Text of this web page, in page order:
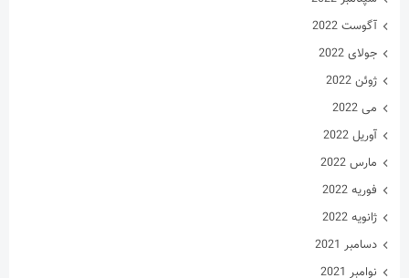
آگوست 2022
جولای 2022
ژوئن 2022
می 2022
آوریل 2022
مارس 2022
فوریه 2022
ژانویه 2022
دسامبر 2021
نوامبر 2021